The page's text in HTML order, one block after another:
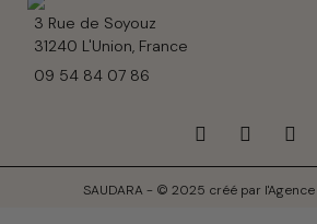
3 Rue de Soyouz
31240 L'Union, France
09 54 84 07 86
SAUDARA - © 2025 créé par